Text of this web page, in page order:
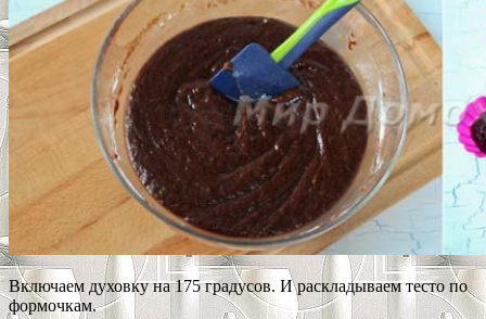
Включаем духовку на 175 градусов. И раскладываем тесто по
формочкам.